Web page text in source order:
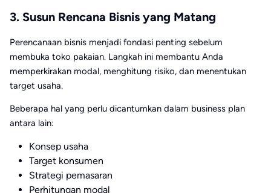
3. Susun Rencana Bisnis yang Matang
Perencanaan bisnis menjadi fondasi penting sebelum
membuka toko pakaian. Langkah ini membantu Anda
memperkirakan modal, menghitung risiko, dan menentukan
target usaha.
Beberapa hal yang perlu dicantumkan dalam business plan
antara lain:
Konsep usaha
Target konsumen
Strategi pemasaran
Perhitungan modal